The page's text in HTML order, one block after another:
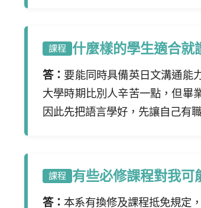
課程 什麼樣的學生適合就
答： 要能同時具備英日文溝通能
大學時期比別人辛苦一點，但畢
因此先把語言學好，先讓自己有
課程 有些必修課程對我可
答： 本系有換修及課程抵免規定